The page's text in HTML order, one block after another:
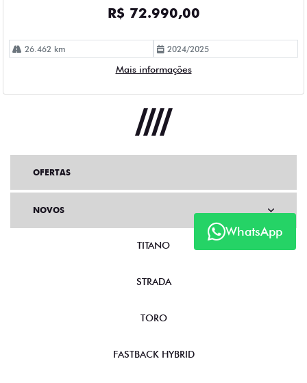
R$ 72.990,00
26.462 km 2024/2025
Mais informações
WhatsApp
OFERTAS
NOVOS
TITANO
STRADA
TORO
FASTBACK HYBRID